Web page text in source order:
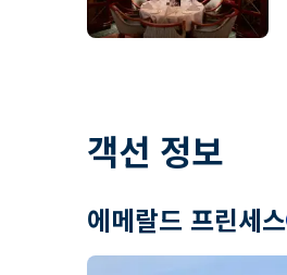
객선 정보
에메랄드 프린세스